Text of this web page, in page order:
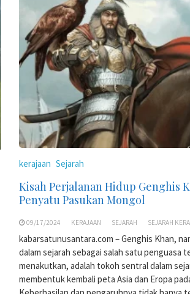
kerajaan Sejarah
Kisah Perjalanan Hidup Genghis
Penyatu Pasukan Mongol
09/17/2024 KERAJAAN SEJARAH SEJARAH
kabarsatunusantara.com – Genghis Khan,
dalam sejarah sebagai salah satu penguasa
menakutkan, adalah tokoh sentral dalam
membentuk kembali peta Asia dan Eropa